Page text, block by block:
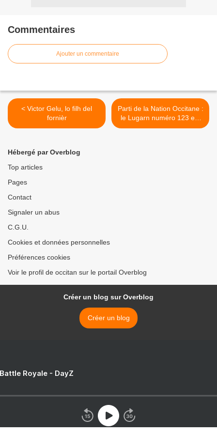
Commentaires
Ajouter un commentaire
< Victor Gelu, lo filh del
fornièr
Parti de la Nation Occitane :
le Lugarn numéro 123 est
en ligne >
Hébergé par Overblog
Top articles
Pages
Contact
Signaler un abus
C.G.U.
Cookies et données personnelles
Préférences cookies
Voir le profil de occitan sur le portail Overblog
Créer un blog sur Overblog
Créer un blog
Royale - DayZ